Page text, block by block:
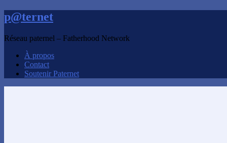
p@ternet
Réseau paternel – Fatherhood Network
À propos
Contact
Soutenir Paternet